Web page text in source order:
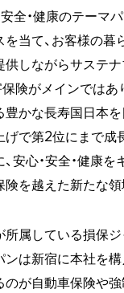
安全・健康のテー
を当て、お客様の暮
供しながらサステ
険がメインではあ
豊かな長寿国日本
げで第2位にまで成
安心・安全・健康
険を越えた新たな
所属している損保ジ
ンは新宿に本社を
のが自動車保険や